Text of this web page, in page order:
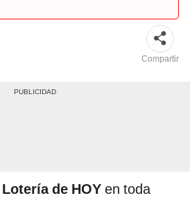
Compartir
Lotería de HOY en toda